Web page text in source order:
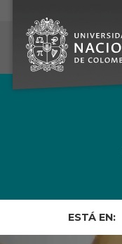
ESTÁ EN: